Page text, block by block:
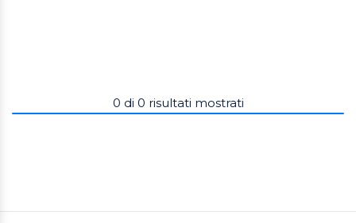
0 di 0 risultati mostrati